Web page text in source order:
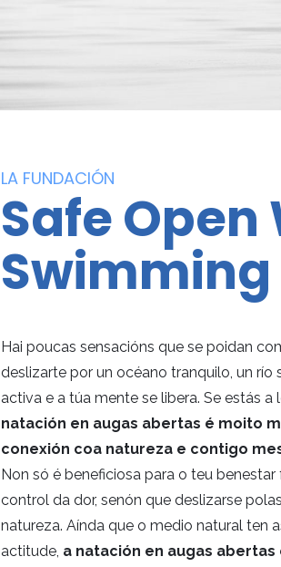
LA FUNDACIÓN
Safe
Swimming
Hai poucas sensacións que se poidan
deslizarte por un océano tranquilo, un
activa e a túa mente se libera. Se estás
natación en augas abertas é moito
conexión coa natureza e contigo
Non só é beneficiosa para o teu
control da dor, senón que deslizarse
natureza. Aínda que o medio natural ten
actitude, a natación en augas